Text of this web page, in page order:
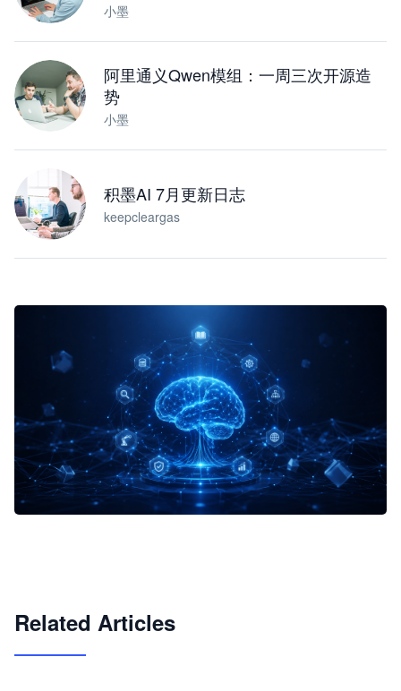
小墨
阿里通义Qwen模组：一周三次开源造
势
小墨
积墨AI 7月更新日志
keepcleargas
Related Articles